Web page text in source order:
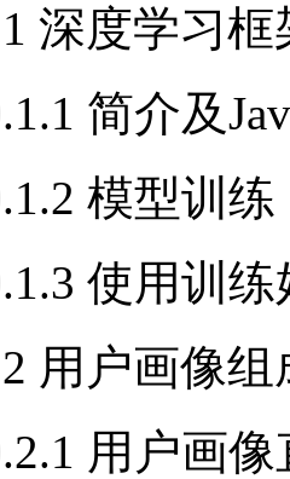
度学习框
简介及
模型训练
使用训练
户画像组
用户画像